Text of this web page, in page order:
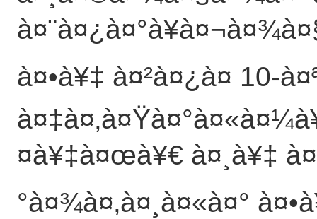
à¤•à¥‡ à¤²à¤¿à¤ 10-
¤à¥‡à¤œà¥€ à¤¸à¥‡
°à¤¾à¤‚à¤¸à¤«à¤°